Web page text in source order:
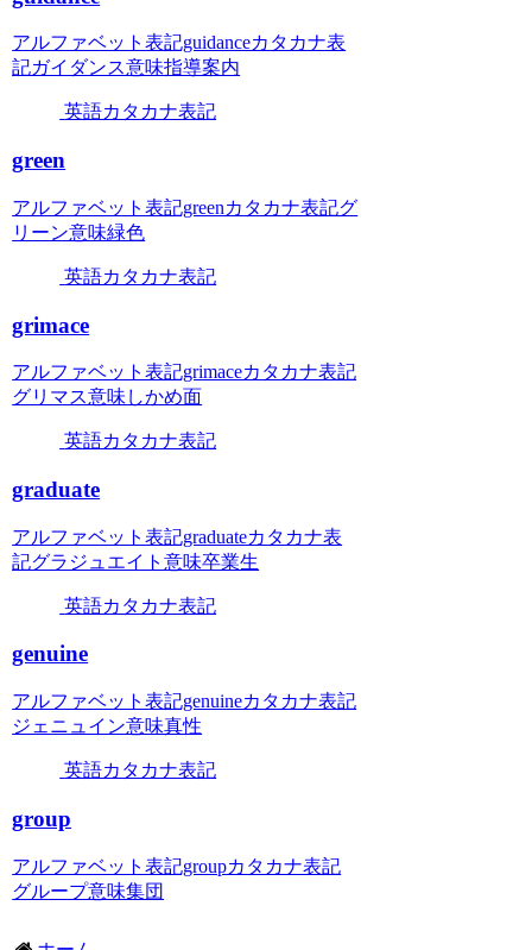
アルファベット表記guidanceカタカナ表
記ガイダンス意味指導案内
英語カタカナ表記
green
アルファベット表記greenカタカナ表記グ
リーン意味緑色
英語カタカナ表記
grimace
アルファベット表記grimaceカタカナ表記
グリマス意味しかめ面
英語カタカナ表記
graduate
アルファベット表記graduateカタカナ表
記グラジュエイト意味卒業生
英語カタカナ表記
genuine
アルファベット表記genuineカタカナ表記
ジェニュイン意味真性
英語カタカナ表記
group
アルファベット表記groupカタカナ表記
グループ意味集団